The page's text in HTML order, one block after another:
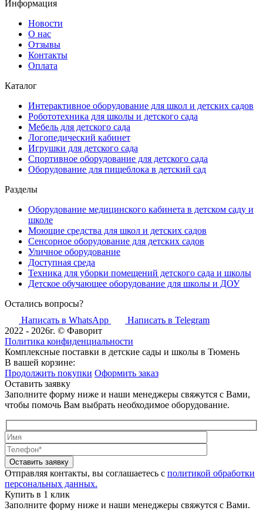
Информация
Новости
О нас
Отзывы
Контакты
Оплата
Каталог
Интерактивное оборудование для школ и детских садов
Робототехника для школы и детского сада
Мебель для детского сада
Логопедический кабинет
Игрушки для детского сада
Спортивное оборудование для детского сада
Оборудование для пищеблока в детский сад
Разделы
Оборудование медицинского кабинета в детском саду и
школе
Моющие средства для школ и детских садов
Сенсорное оборудование для детских садов
Уличное оборудование
Доступная среда
Техника для уборки помещений детского сада и школы
Детское обучающее оборудование для школы и ДОУ
Остались вопросы?
Написать в WhatsApp
Написать в Telegram
2022 - 2026г. © Фаворит
Политика конфиденциальности
Комплексные поставки в детские сады и школы в Тюмень
В вашей корзине:
Продолжить покупки Оформить заказ
Оставить заявку
Заполните форму ниже и наши менеджеры свяжутся с Вами,
чтобы помочь Вам выбрать необходимое оборудование.
Оставить заявку
Отправляя контакты, вы соглашаетесь с политикой обработки
персональных данных.
Купить в 1 клик
Заполните форму ниже и наши менеджеры свяжутся с Вами.